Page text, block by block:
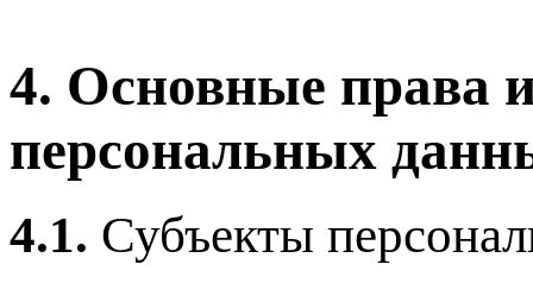
4. Основные права
персональных
4.1. Субъекты